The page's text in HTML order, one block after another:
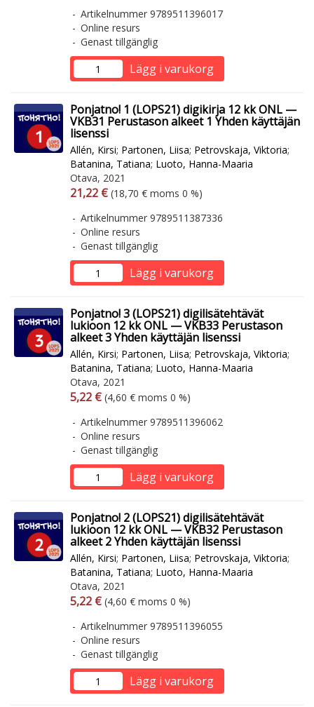
Artikelnummer 9789511396017
Online resurs
Genast tillgänglig
Lägg i varukorg
Ponjatno! 1 (LOPS21) digikirja 12 kk ONL —
VKB31 Perustason alkeet 1 Yhden käyttäjän
lisenssi
Allén, Kirsi; Partonen, Liisa; Petrovskaja, Viktoria;
Batanina, Tatiana; Luoto, Hanna-Maaria
Otava, 2021
Arvonlisäverollinen hinta
21,22 € Arvonlisäveroton hinta
(18,70 € moms 0 %)
Artikelnummer 9789511387336
Online resurs
Genast tillgänglig
Lägg i varukorg
Ponjatno! 3 (LOPS21) digilisätehtävät
lukioon 12 kk ONL — VKB33 Perustason
alkeet 3 Yhden käyttäjän lisenssi
Allén, Kirsi; Partonen, Liisa; Petrovskaja, Viktoria;
Batanina, Tatiana; Luoto, Hanna-Maaria
Otava, 2021
Arvonlisäverollinen hinta
5,22 € Arvonlisäveroton hinta
(4,60 € moms 0 %)
Artikelnummer 9789511396062
Online resurs
Genast tillgänglig
Lägg i varukorg
Ponjatno! 2 (LOPS21) digilisätehtävät
lukioon 12 kk ONL — VKB32 Perustason
alkeet 2 Yhden käyttäjän lisenssi
Allén, Kirsi; Partonen, Liisa; Petrovskaja, Viktoria;
Batanina, Tatiana; Luoto, Hanna-Maaria
Otava, 2021
Arvonlisäverollinen hinta
5,22 € Arvonlisäveroton hinta
(4,60 € moms 0 %)
Artikelnummer 9789511396055
Online resurs
Genast tillgänglig
Lägg i varukorg